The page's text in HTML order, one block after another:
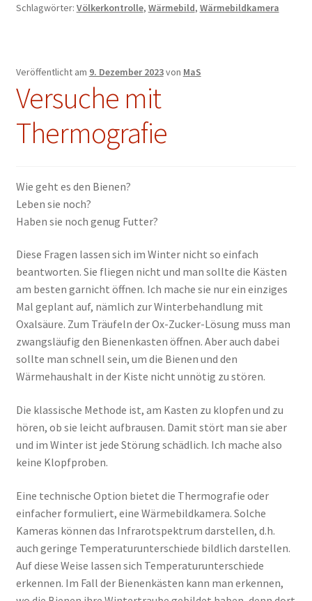
Schlagwörter: Völkerkontrolle, Wärmebild, Wärmebildkamera
Veröffentlicht am 9. Dezember 2023von MaS
Versuche mit
Thermografie
Wie geht es den Bienen?
Leben sie noch?
Haben sie noch genug Futter?
Diese Fragen lassen sich im Winter nicht so einfach
beantworten. Sie fliegen nicht und man sollte die Kästen
am besten garnicht öffnen. Ich mache sie nur ein einziges
Mal geplant auf, nämlich zur Winterbehandlung mit
Oxalsäure. Zum Träufeln der Ox-Zucker-Lösung muss man
zwangsläufig den Bienenkasten öffnen. Aber auch dabei
sollte man schnell sein, um die Bienen und den
Wärmehaushalt in der Kiste nicht unnötig zu stören.
Die klassische Methode ist, am Kasten zu klopfen und zu
hören, ob sie leicht aufbrausen. Damit stört man sie aber
und im Winter ist jede Störung schädlich. Ich mache also
keine Klopfproben.
Eine technische Option bietet die Thermografie oder
einfacher formuliert, eine Wärmebildkamera. Solche
Kameras können das Infrarotspektrum darstellen, d.h.
auch geringe Temperaturunterschiede bildlich darstellen.
Auf diese Weise lassen sich Temperaturunterschiede
erkennen. Im Fall der Bienenkästen kann man erkennen,